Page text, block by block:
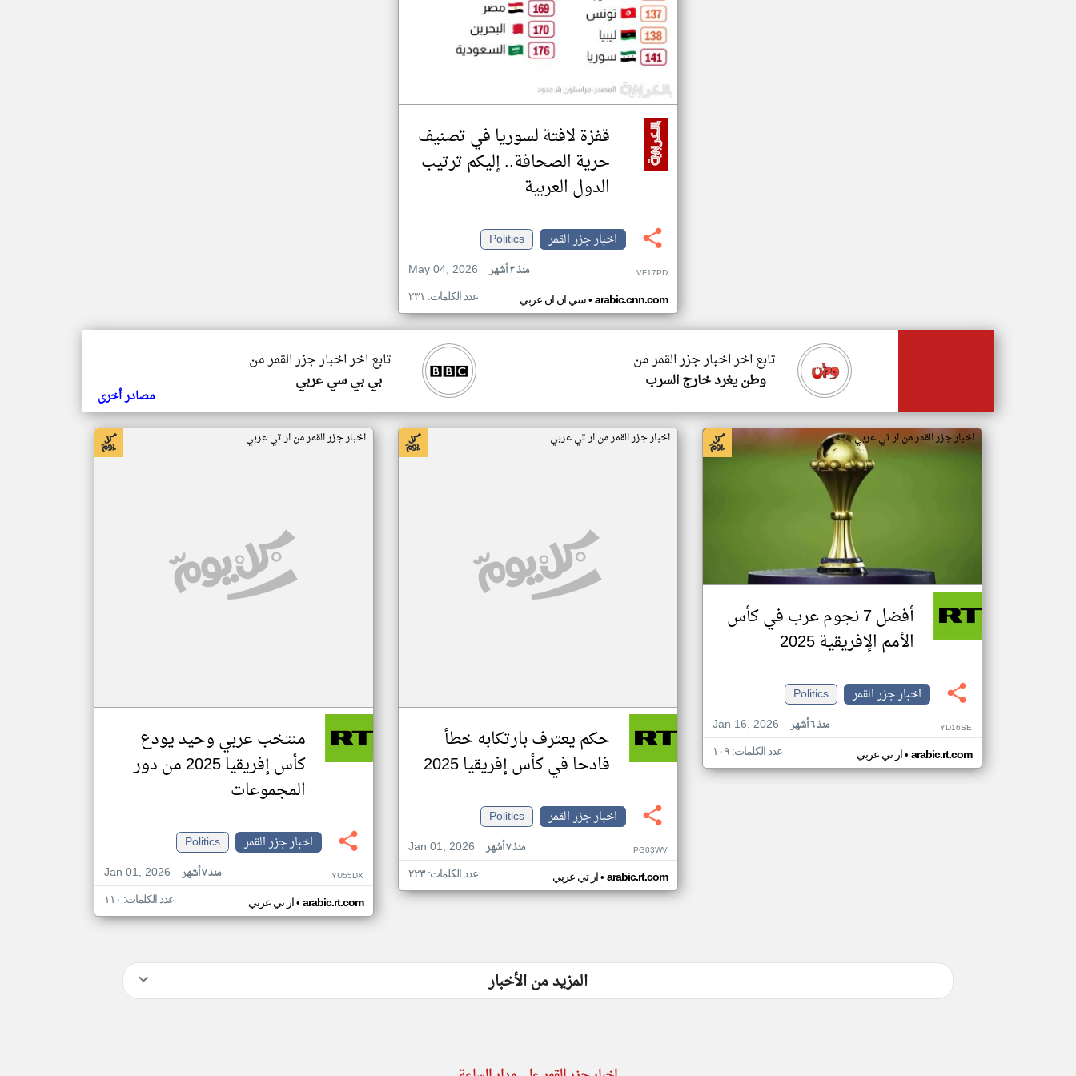
قفزة لافتة لسوريا في تصنيف
حرية الصحافة.. إليكم ترتيب
الدول العربية
اخبار جزر القمر
Politics
May 04, 2026
منذ ٣ أشهر VF17PD
سي ان ان عربي• arabic.cnn.com عدد الكلمات: ٢٣١
تابع اخر اخبار جزر القمر من
بي بي سي عربي
تابع اخر اخبار جزر القمر من
وطن يغرد خارج السرب
مصادر أخرى
اخبار جزر القمر من ار تي عربي
أفضل 7 نجوم عرب في كأس
الأمم الإفريقية 2025
اخبار جزر القمر
Politics
Jan 16, 2026
منذ ٦ أشهر YD16SE
ار تي عربي• arabic.rt.com عدد الكلمات: ١٠٩
اخبار جزر القمر من ار تي عربي
حكم يعترف بارتكابه خطأ
فادحا في كأس إفريقيا 2025
اخبار جزر القمر
Politics
Jan 01, 2026
منذ ٧ أشهر PG03WV
ار تي عربي• arabic.rt.com عدد الكلمات: ٢٢٣
اخبار جزر القمر من ار تي عربي
منتخب عربي وحيد يودع
كأس إفريقيا 2025 من دور
المجموعات
اخبار جزر القمر
Politics
Jan 01, 2026
منذ ٧ أشهر YU55DX
ار تي عربي• arabic.rt.com عدد الكلمات: ١١٠
المزيد من الأخبار